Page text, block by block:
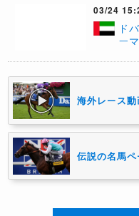
03/24
ド
ー
海外レース
伝説の名馬